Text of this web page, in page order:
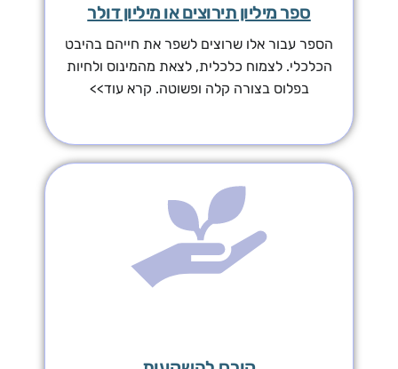
ספר מיליון תירוצים או מיליון דולר
הספר עבור אלו שרוצים לשפר את חייהם בהיבט
הכלכלי. לצמוח כלכלית, לצאת מהמינוס ולחיות
בפלוס בצורה קלה ופשוטה. קרא עוד>>